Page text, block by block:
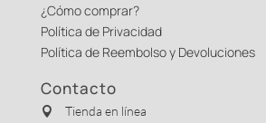
¿Cómo comprar?
Política de Privacidad
Política de Reembolso y Devoluciones
Contacto
 Tienda en línea